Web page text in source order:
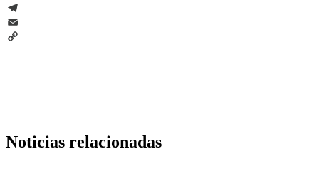
WhatsApp
Telegram
Email
Noticias relacionadas